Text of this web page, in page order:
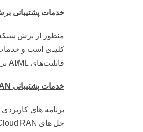
خدمات پشتیبانی
منظور از برش
کلیدی است و خدمات
قابلیت‌های AI/ML برای جلوگیری و شناسایی اختلالات حیاتی برای اطمینان از عملکرد شبکه و کیفیت خدمات بهینه است.
خدمات پشتیبانی